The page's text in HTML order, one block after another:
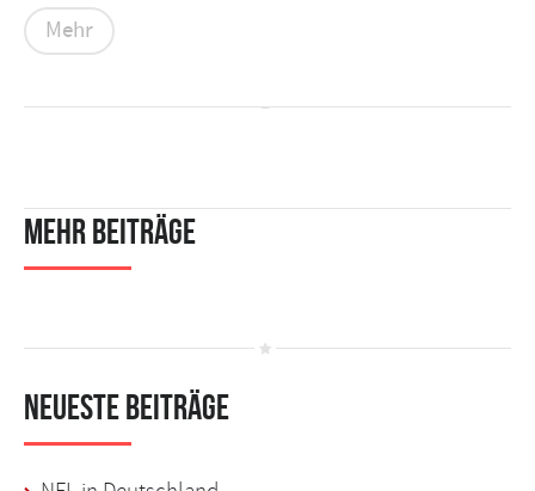
Mehr
Mehr Beiträge
Neueste Beiträge